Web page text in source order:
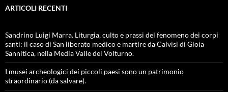
ARTICOLI RECENTI
Sandrino Luigi Marra. Liturgia, culto e prassi del fenomeno dei corpi
santi: il caso di San liberato medico e martire da Calvisi di Gioia
Sannitica, nella Media Valle del Volturno.
I musei archeologici dei piccoli paesi sono un patrimonio
straordinario (da salvare).